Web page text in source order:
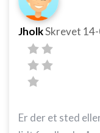
JholkSkrevet
Er der et sted